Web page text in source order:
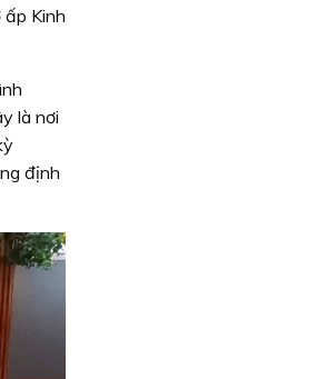
Kinh
là nơi
định